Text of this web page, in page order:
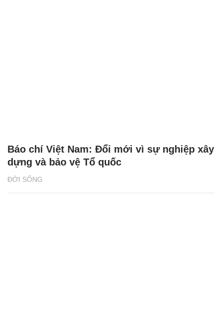
ĐỜI SỐNG
Báo chí Việt Nam: Đổi mới vì sự nghiệp xây
dựng và bảo vệ Tổ quốc